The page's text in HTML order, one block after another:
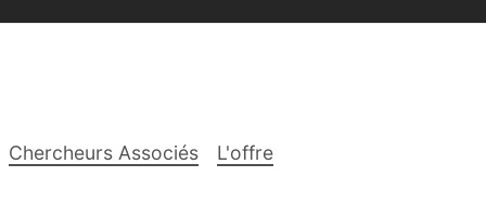
Chercheurs Associés L'offre